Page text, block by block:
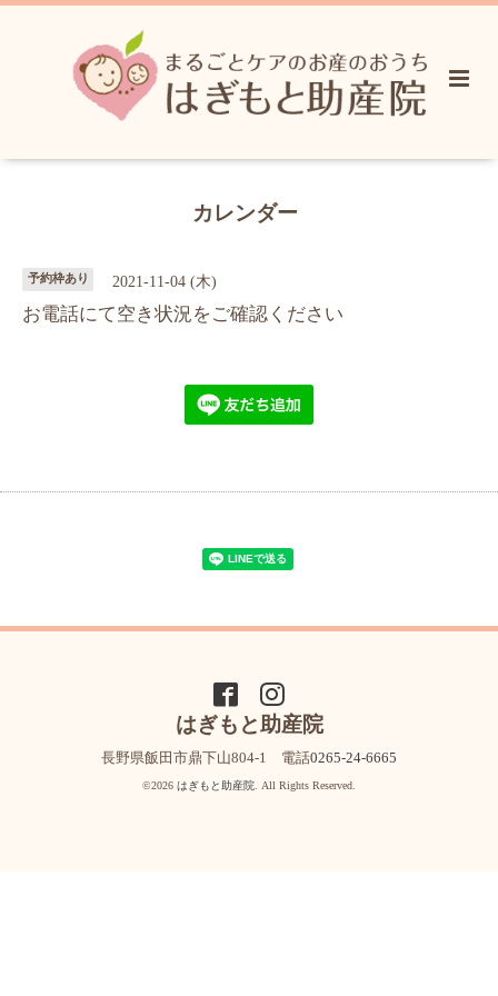
カレンダー
予約枠あり 2021-11-04 (木)
お電話にて空き状況をご確認ください
はぎもと助産院
長野県飯田市鼎下山804-1 電話0265-24-6665
©2026 はぎもと助産院 . All Rights Reserved.